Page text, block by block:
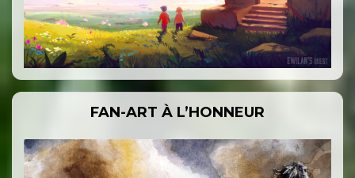
FAN-ART À L’HONNEUR